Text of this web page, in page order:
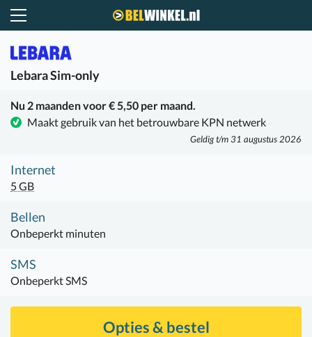
LebaraSim-only
Nu 2 maanden voor € 5,50 per maand.
Maakt gebruik van het betrouwbare KPN netwerk
Geldig t/m 31 augustus 2026
Internet
5 GB
Bellen
Onbeperkt minuten
SMS
Onbeperkt SMS
Opties & bestel